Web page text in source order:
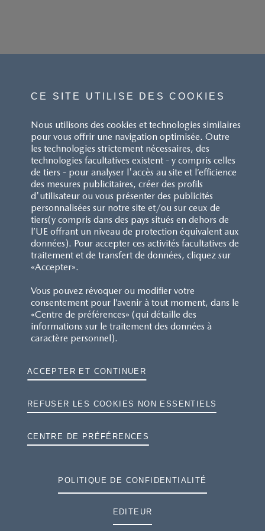
CE SITE UTILISE DES COOKIES
Nous utilisons des cookies et technologies similaires
pour vous offrir une navigation optimisée. Outre
les technologies strictement nécessaires, des
technologies facultatives existent - y compris celles
de tiers - pour analyser l'accès au site et l’efficience
des mesures publicitaires, créer des profils
d'utilisateur ou vous présenter des publicités
personnalisées sur notre site et/ou sur ceux de
tiers(y compris dans des pays situés en dehors de
l’UE offrant un niveau de protection équivalent aux
données). Pour accepter ces activités facultatives de
traitement et de transfert de données, cliquez sur
«Accepter».
Vous pouvez révoquer ou modifier votre
consentement pour l’avenir à tout moment, dans le
«Centre de préférences» (qui détaille des
informations sur le traitement des données à
caractère personnel).
ACCEPTER ET CONTINUER
REFUSER LES COOKIES NON ESSENTIELS
CENTRE DE PRÉFÉRENCES
POLITIQUE DE CONFIDENTIALITÉ
EDITEUR